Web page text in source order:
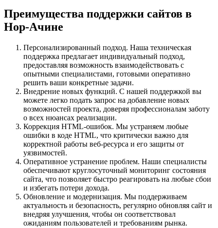
Преимущества поддержки сайтов в
Нор-Ачине
Персонализированный подход. Наша техническая
поддержка предлагает индивидуальный подход,
предоставляя возможность взаимодействовать с
опытными специалистами, готовыми оперативно
решить ваши конкретные задачи.
Внедрение новых функций. С нашей поддержкой вы
можете легко подать запрос на добавление новых
возможностей проекта, доверяя профессионалам заботу
о всех нюансах реализации.
Коррекция HTML-ошибок. Мы устраняем любые
ошибки в коде HTML, что критически важно для
корректной работы веб-ресурса и его защиты от
уязвимостей.
Оперативное устранение проблем. Наши специалисты
обеспечивают круглосуточный мониторинг состояния
сайта, что позволяет быстро реагировать на любые сбои
и избегать потери дохода.
Обновление и модернизация. Мы поддерживаем
актуальность и безопасность, регулярно обновляя сайт и
внедряя улучшения, чтобы он соответствовал
ожиданиям пользователей и требованиям рынка.